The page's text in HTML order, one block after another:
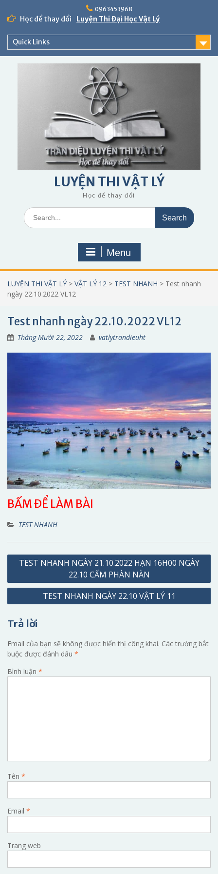
content
0963453968
Học để thay đổi Luyện Thi Đại Học Vật Lý
Quick Links
LUYỆN THI VẬT LÝ
Học để thay đổi
Search
for:
Menu
LUYỆN THI VẬT LÝ > VẬT LÝ 12 > TEST NHANH > Test nhanh
ngày 22.10.2022 VL12
Test nhanh ngày 22.10.2022 VL12
Tháng Mười 22, 2022 vatlytrandieuht
BẤM ĐỂ LÀM BÀI
TEST NHANH
Điều
bài
TEST NHANH NGÀY 21.10.2022 HẠN 16H00 NGÀY
22.10 CẤM PHÀN NÀN
TEST NHANH NGÀY 22.10 VẬT LÝ 11
Trả lời
Email của bạn sẽ không được hiển thị công khai. Các trường bắt
buộc được đánh dấu *
Bình luận *
Tên *
Email *
Trang web